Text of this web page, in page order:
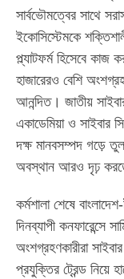
সার্বভৌমত্বের সাথে
ইকোসিস্টেমকে
প্ল্যাটফর্ম হিসেবে
হাজারেরও বেশি
আনন্দিত। জাতীয়
একাডেমিয়া ও সাইবার
দক্ষ মানবসম্পদ গড়ে
অবস্থান আরও দৃঢ়
কর্মশালা শেষে
দিনব্যাপী কনফারেন্সে
অংশগ্রহণকারীরা
প্রযুক্তির ট্রেন্ড নিয়ে